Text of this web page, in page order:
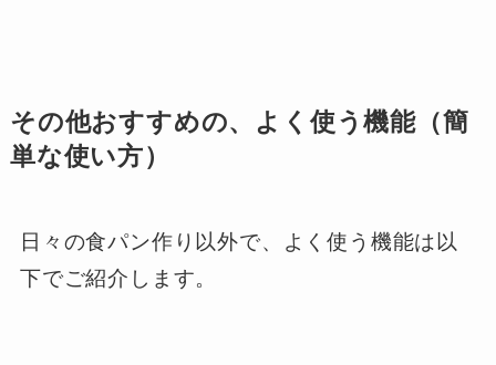
その他おすすめの、よく使う機能（簡
単な使い方）
日々の食パン作り以外で、よく使う機能は以
下でご紹介します。